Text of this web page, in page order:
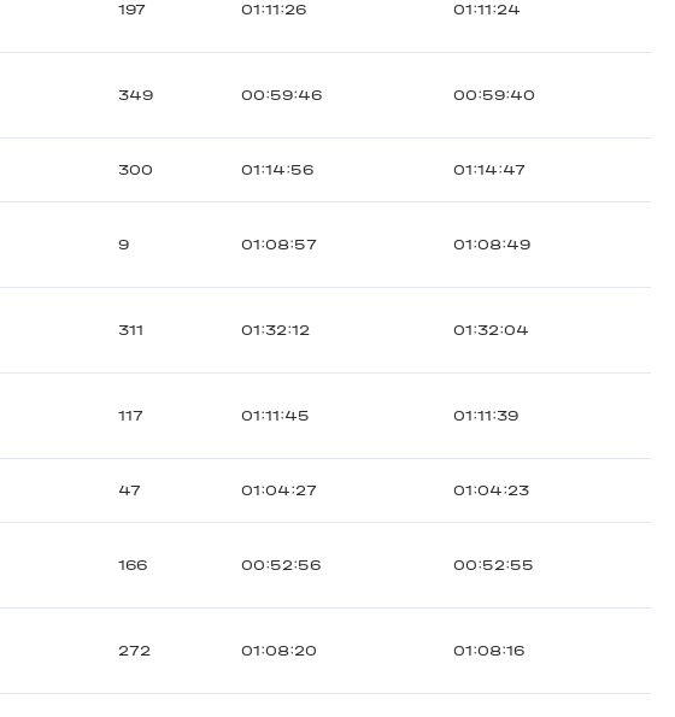
197 01:11:26 01:11:24
349 00:59:46 00:59:40
300 01:14:56 01:14:47
9 01:08:57 01:08:49
311 01:32:12 01:32:04
117 01:11:45 01:11:39
47 01:04:27 01:04:23
166 00:52:56 00:52:55
272 01:08:20 01:08:16